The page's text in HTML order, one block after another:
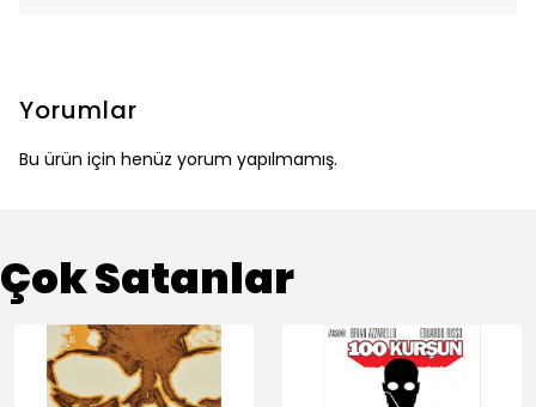
Yorumlar
Bu ürün için henüz yorum yapılmamış.
Çok Satanlar